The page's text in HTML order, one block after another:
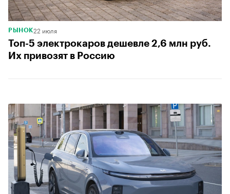
РЫНОК22 июля
Топ-5 электрокаров дешевле 2,6 млн руб.
Их привозят в Россию